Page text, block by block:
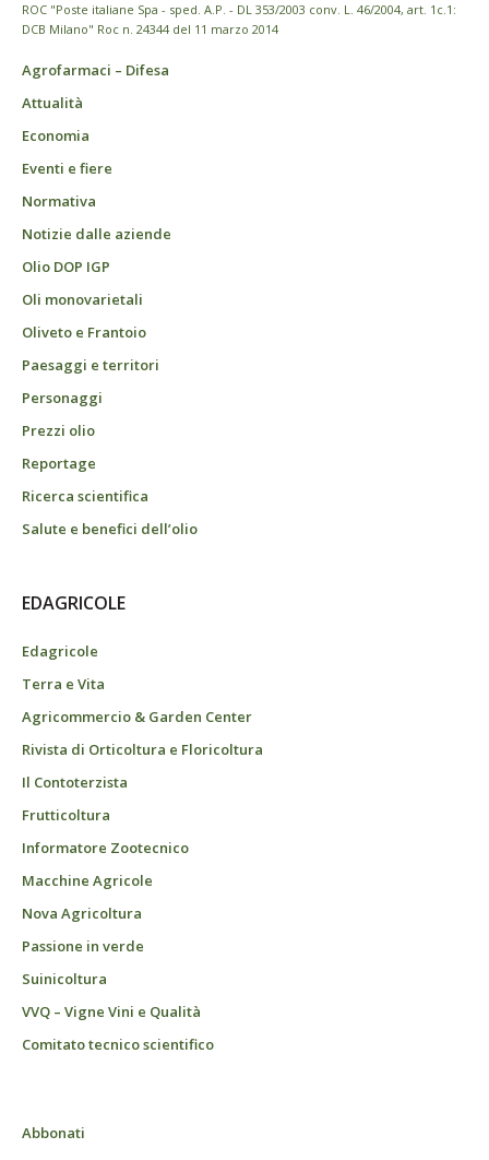
ROC "Poste italiane Spa - sped. A.P. - DL 353/2003 conv. L. 46/2004, art. 1c.1:
DCB Milano" Roc n. 24344 del 11 marzo 2014
Agrofarmaci – Difesa
Attualità
Economia
Eventi e fiere
Normativa
Notizie dalle aziende
Olio DOP IGP
Oli monovarietali
Oliveto e Frantoio
Paesaggi e territori
Personaggi
Prezzi olio
Reportage
Ricerca scientifica
Salute e benefici dell’olio
EDAGRICOLE
Edagricole
Terra e Vita
Agricommercio & Garden Center
Rivista di Orticoltura e Floricoltura
Il Contoterzista
Frutticoltura
Informatore Zootecnico
Macchine Agricole
Nova Agricoltura
Passione in verde
Suinicoltura
VVQ – Vigne Vini e Qualità
Comitato tecnico scientifico
Abbonati